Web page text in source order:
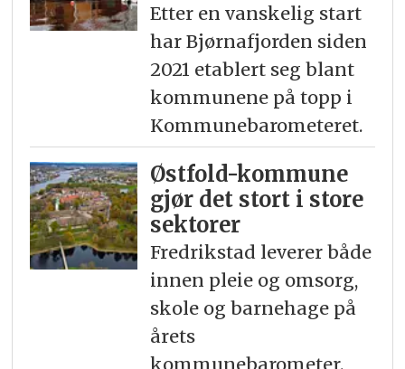
Etter en vanskelig start
har Bjørnafjorden siden
2021 etablert seg blant
kommunene på topp i
Kommunebarometeret.
Østfold-kommune
gjør det stort i store
sektorer
Fredrikstad leverer både
innen pleie og omsorg,
skole og barnehage på
årets
kommunebarometer.